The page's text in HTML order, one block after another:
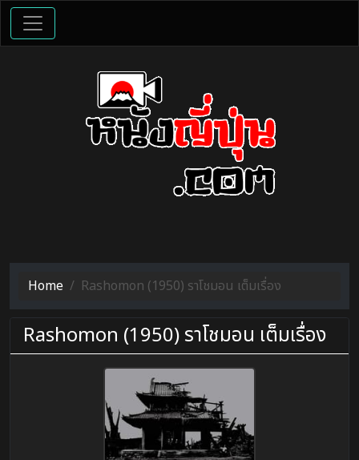
Home Rashomon (1950) ราโชมอน เต็มเรื่อง
Rashomon (1950) ราโชมอน เต็มเรื่อง